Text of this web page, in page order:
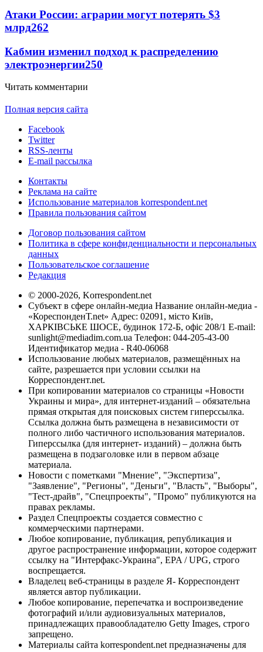
Атаки России: аграрии могут потерять $3
млрд262
Кабмин изменил подход к распределению
электроэнергии250
Читать комментарии
Полная версия сайта
Facebook
Twitter
RSS-ленты
E-mail рассылка
Контакты
Реклама на сайте
Использование материалов korrespondent.net
Правила пользования сайтом
Договор пользования сайтом
Политика в сфере конфиденциальности и персональных
данных
Пользовательское соглашение
Редакция
© 2000-2026, Korrespondent.net
Субъект в сфере онлайн-медиа Название онлайн-медиа -
«КореспонденТ.net» Адрес: 02091, місто Київ,
ХАРКІВСЬКЕ ШОСЕ, будинок 172-Б, офіс 208/1 E-mail:
sunlight@mediadim.com.ua Телефон: 044-205-43-00
Идентификатор медиа - R40-06068
Использование любых материалов, размещённых на
сайте, разрешается при условии ссылки на
Корреспондент.net.
При копировании материалов со страницы «Новости
Украины и мира», для интернет-изданий – обязательна
прямая открытая для поисковых систем гиперссылка.
Ссылка должна быть размещена в независимости от
полного либо частичного использования материалов.
Гиперссылка (для интернет- изданий) – должна быть
размещена в подзаголовке или в первом абзаце
материала.
Новости с пометками "Мнение", "Экспертиза",
"Заявление", "Регионы", "Деньги", "Власть", "Выборы",
"Тест-драйв", "Спецпроекты", "Промо" публикуются на
правах рекламы.
Раздел Спецпроекты создается совместно с
коммерческими партнерами.
Любое копирование, публикация, републикация и
другое распространение информации, которое содержит
ссылку на "Интерфакс-Украина", EPA / UPG, строго
воспрещается.
Владелец веб-страницы в разделе Я- Корреспондент
является автор публикации.
Любое копирование, перепечатка и воспроизведение
фотографий и/или аудиовизуальных материалов,
принадлежащих правообладателю Getty Images, строго
запрещено.
Материалы сайта korrespondent.net предназначены для